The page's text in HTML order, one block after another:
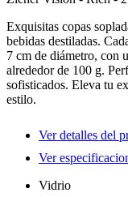
Exquisitas copas
bebidas destiladas.
7 cm de diámetro, con
alrededor de 100 g.
sofisticados. Eleva tu
estilo.
Ver detalles del
Ver
Vidrio